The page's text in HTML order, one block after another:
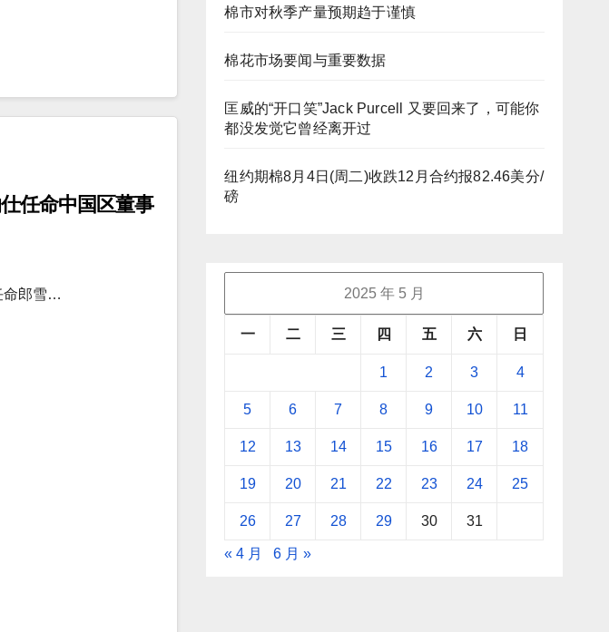
任命中国区董事
命郎雪…
棉市对秋季产量预期趋于谨慎
棉花市场要闻与重要数据
匡威的“开口笑”Jack Purcell 又要回来了，可能你
都没发觉它曾经离开过
纽约期棉8月4日(周二)收跌12月合约报82.46美分/
磅
2025 年 5 月
一 二 三 四 五 六 日
1 2 3 4
5 6 7 8 9 10 11
12 13 14 15 16 17 18
19 20 21 22 23 24 25
26 27 28 29 30 31
« 4 月 6 月 »